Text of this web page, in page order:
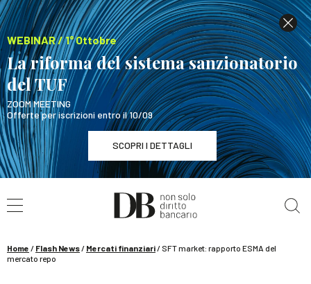
WEBINAR / 1° Ottobre
La riforma del sistema sanzionatorio
del TUF
ZOOM MEETING
Offerte per iscrizioni entro il 10/09
SCOPRI I DETTAGLI
WEBINAR / 1° Ottobre
La riforma del sistema sanzionatorio del TUF
Home / Flash News/ Mercati finanziari/ SFT market: rapporto ESMA del
mercato repo